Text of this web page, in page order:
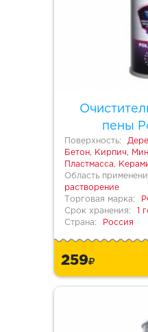
пены
Поверхность:
Бетон, Кирпич,
Пластмасса,
Область
растворение
Торговая марка:
Срок хранения:
1
Страна:
Россия
259